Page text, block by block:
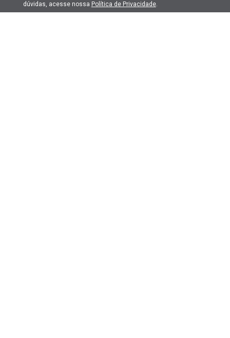
dúvidas, acesse nossa Política de Privacidade.